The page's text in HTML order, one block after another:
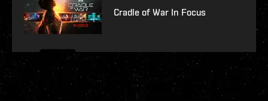
Cradle of War In Focus